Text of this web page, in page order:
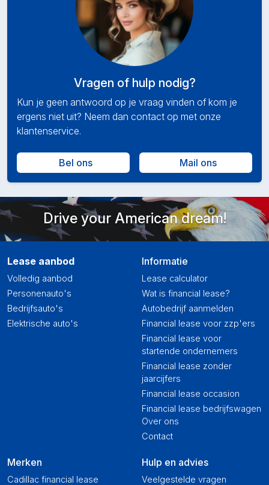
Vragen of hulp nodig?
Kun je geen antwoord op je vraag vinden of kom je
ergens niet uit? Neem dan contact op met onze
klantenservice.
Bel ons Mail ons
Drive your American dream!
Lease aanbod
Volledig aanbod
Personenauto's
Bedrijfsauto's
Elektrische auto's
Merken
Cadillac financial lease
Informatie
Lease calculator
Wat is financial lease?
Autobedrijf aanmelden
Financial lease voor zzp'ers
Financial lease voor
startende ondernemers
Financial lease zonder
jaarcijfers
Financial lease occasion
Financial lease bedrijfswagen
Over ons
Contact
Hulp en advies
Veelgestelde vragen